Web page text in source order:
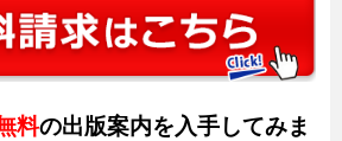
料の出版案内を入手してみま